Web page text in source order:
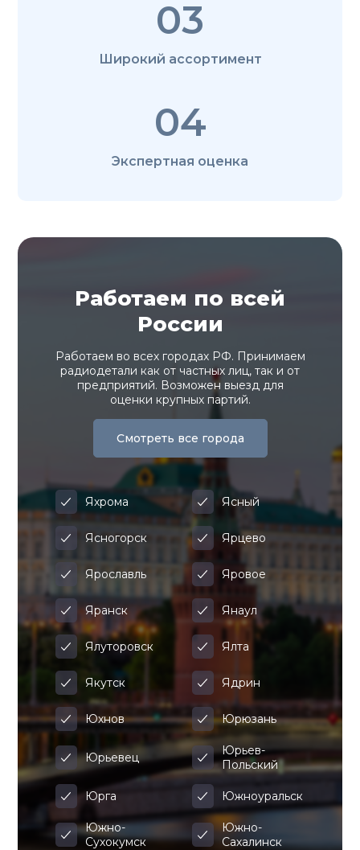
03
Широкий ассортимент
04
Экспертная оценка
Работаем по всей
России
Работаем во всех городах РФ. Принимаем
радиодетали как от частных лиц, так и от
предприятий. Возможен выезд для
оценки крупных партий.
Смотреть все города
Яхрома Ясный
Ясногорск Ярцево
Ярославль Яровое
Яранск Янаул
Ялуторовск Ялта
Якутск Ядрин
Юхнов Юрюзань
Юрьевец
Юрьев-
Польский
Юрга Южноуральск
Южно-
Сухокумск
Южно-
Сахалинск